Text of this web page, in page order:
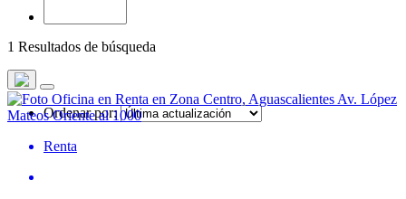
1 Resultados de búsqueda
Ordenar por:
Renta